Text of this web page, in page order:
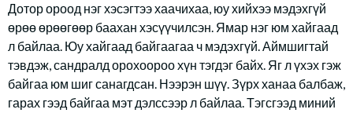
Дотор ороод нэг хэсэгтээ хаачихаа, юу хийхээ мэдэхгүй
өрөө өрөөгөөр баахан хэсүүчилсэн. Ямар нэг юм хайгаад
л байлаа. Юу хайгаад байгаагаа ч мэдэхгүй. Аймшигтай
тэвдэж, сандралд орохоороо хүн тэгдэг байх. Яг л үхэх гэж
байгаа юм шиг санагдсан. Нээрэн шүү. Зүрх ханаа балбаж,
гарах гээд байгаа мэт дэлссээр л байлаа. Тэгсгээд миний